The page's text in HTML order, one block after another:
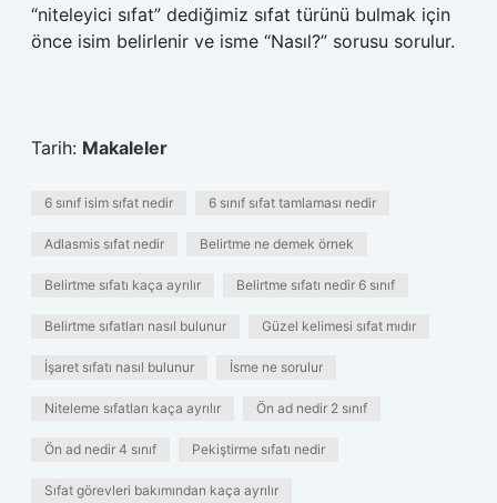
“niteleyici sıfat” dediğimiz sıfat türünü bulmak için
önce isim belirlenir ve isme “Nasıl?” sorusu sorulur.
Tarih: Makaleler
6 sınıf isim sıfat nedir 6 sınıf sıfat tamlaması nedir
Adlasmis sıfat nedir Belirtme ne demek örnek
Belirtme sıfatı kaça ayrılır Belirtme sıfatı nedir 6 sınıf
Belirtme sıfatları nasıl bulunur Güzel kelimesi sıfat mıdır
İşaret sıfatı nasıl bulunur İsme ne sorulur
Niteleme sıfatları kaça ayrılır Ön ad nedir 2 sınıf
Ön ad nedir 4 sınıf Pekiştirme sıfatı nedir
Sıfat görevleri bakımından kaça ayrılır